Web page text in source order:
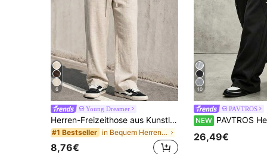
6
Young Dreamer
Herren-Freizeithose aus Kunstleinen Einfarbig, gerade geschnitten, minimalistisch, vielseitig für den Alltag und Pendeln, strukturierte lange Hose in Leinen-Optik
#1 Bestseller in Bequem Herren Hosen
8,76€
10
PAVTROS
NEW PAVTROS Herren Jung
26,49€